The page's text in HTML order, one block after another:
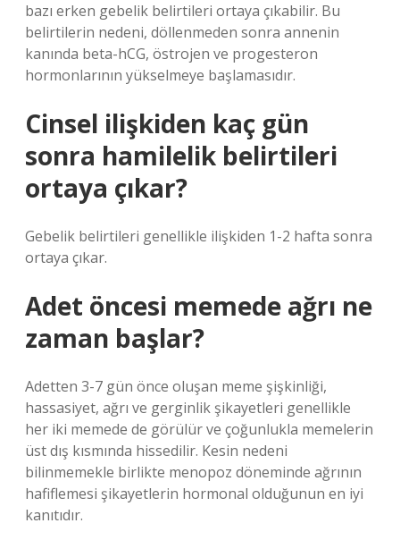
bazı erken gebelik belirtileri ortaya çıkabilir. Bu
belirtilerin nedeni, döllenmeden sonra annenin
kanında beta-hCG, östrojen ve progesteron
hormonlarının yükselmeye başlamasıdır.
Cinsel ilişkiden kaç gün
sonra hamilelik belirtileri
ortaya çıkar?
Gebelik belirtileri genellikle ilişkiden 1-2 hafta sonra
ortaya çıkar.
Adet öncesi memede ağrı ne
zaman başlar?
Adetten 3-7 gün önce oluşan meme şişkinliği,
hassasiyet, ağrı ve gerginlik şikayetleri genellikle
her iki memede de görülür ve çoğunlukla memelerin
üst dış kısmında hissedilir. Kesin nedeni
bilinmemekle birlikte menopoz döneminde ağrının
hafiflemesi şikayetlerin hormonal olduğunun en iyi
kanıtıdır.